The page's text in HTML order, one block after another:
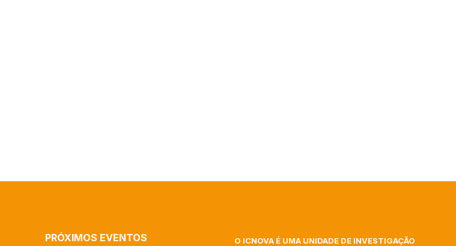
PRÓXIMOS EVENTOS
O ICNOVA É UMA UNIDADE DE INVESTIGAÇÃO